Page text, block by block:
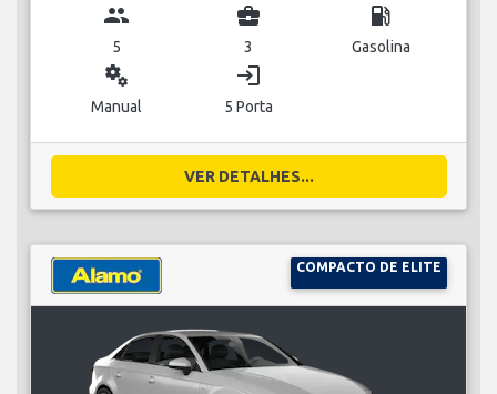
group
5
business_center
3
local_gas_station
Gasolina
miscellaneous_services
Manual
login
5 Porta
VER DETALHES...
COMPACTO DE ELITE